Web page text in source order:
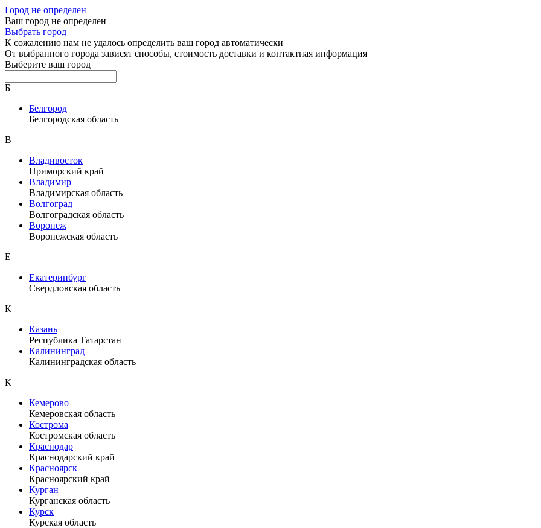
Город не определен
Ваш город не определен
Выбрать город
К сожалению нам не удалось определить ваш город автоматически
От выбранного города зависят способы, стоимость доставки и контактная информация
Выберите ваш город
Б
Белгород
Белгородская область
В
Владивосток
Приморский край
Владимир
Владимирская область
Волгоград
Волгоградская область
Воронеж
Воронежская область
Е
Екатеринбург
Свердловская область
К
Казань
Республика Татарстан
Калининград
Калининградская область
К
Кемерово
Кемеровская область
Кострома
Костромская область
Краснодар
Краснодарский край
Красноярск
Красноярский край
Курган
Курганская область
Курск
Курская область